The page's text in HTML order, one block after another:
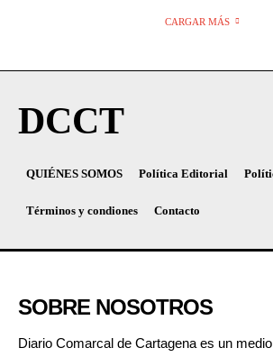
CARGAR MÁS
DCCT
QUIÉNES SOMOS Política Editorial
Términos y condiones Contacto
SOBRE NOSOTROS
Diario Comarcal de Cartagena es un